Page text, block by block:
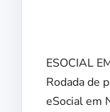
ESOCIAL
Rodada de
eSocial em